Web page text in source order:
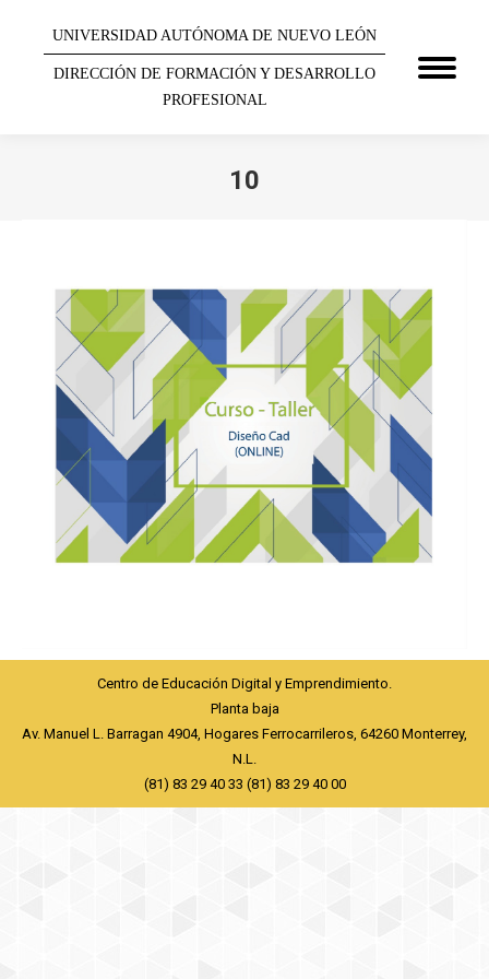
UNIVERSIDAD AUTÓNOMA DE NUEVO LEÓN
DIRECCIÓN DE FORMACIÓN Y DESARROLLO
PROFESIONAL
10
Centro de Educación Digital y Emprendimiento.
Planta baja
Av. Manuel L. Barragan 4904, Hogares Ferrocarrileros, 64260 Monterrey,
N.L.
(81) 83 29 40 33 (81) 83 29 40 00